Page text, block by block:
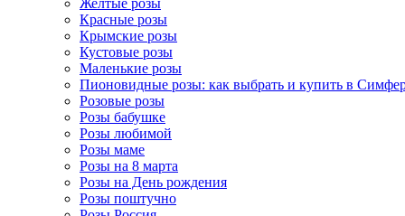
Красные розы
Крымские розы
Кустовые розы
Маленькие розы
Пионовидные розы: как выбрать и купить в
Розовые розы
Розы бабушке
Розы любимой
Розы маме
Розы на 8 марта
Розы на День рождения
Розы поштучно